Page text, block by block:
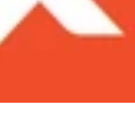
Air M2: Những
không nói với